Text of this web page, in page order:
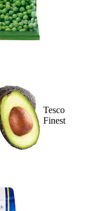
Tesco
Finest